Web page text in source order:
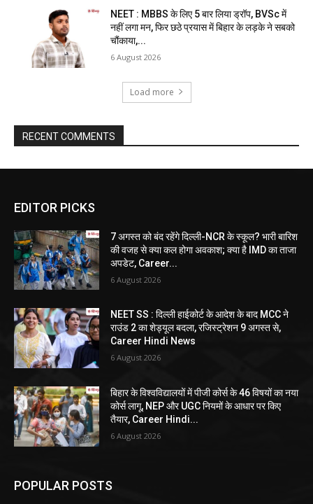
NEET : MBBS के लिए 5 बार लिया ड्रॉप, BVSc में
नहीं लगा मन, फिर छठे प्रयास में बिहार के लड़के ने सबको
चौंकाया,...
6 August 2026
Load more
RECENT COMMENTS
EDITOR PICKS
7 अगस्त को बंद रहेंगे दिल्ली-NCR के स्कूल? भारी बारिश
की वजह से क्या कल होगा अवकाश; क्या है IMD का ताजा
अपडेट, Career...
6 August 2026
NEET SS : दिल्ली हाईकोर्ट के आदेश के बाद MCC ने
राउंड 2 का शेड्यूल बदला, रजिस्ट्रेशन 9 अगस्त से,
Career Hindi News
6 August 2026
बिहार के विश्वविद्यालयों में पीजी कोर्स के 46 विषयों का नया
कोर्स लागू, NEP और UGC नियमों के आधार पर किए
तैयार, Career Hindi...
6 August 2026
POPULAR POSTS